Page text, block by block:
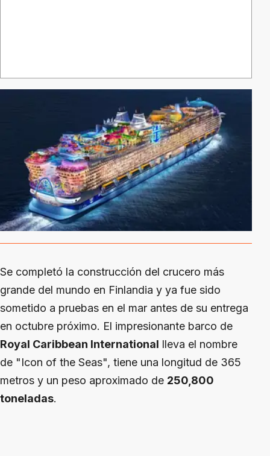
Se completó la construcción del crucero más
grande del mundo en Finlandia y ya fue sido
sometido a pruebas en el mar antes de su entrega
en octubre próximo. El impresionante barco de
Royal Caribbean International lleva el nombre
de "Icon of the Seas", tiene una longitud de 365
metros y un peso aproximado de 250,800
toneladas.